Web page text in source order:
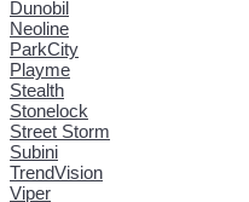
Dunobil
Neoline
ParkCity
Playme
Stealth
Stonelock
Street Storm
Subini
TrendVision
Viper